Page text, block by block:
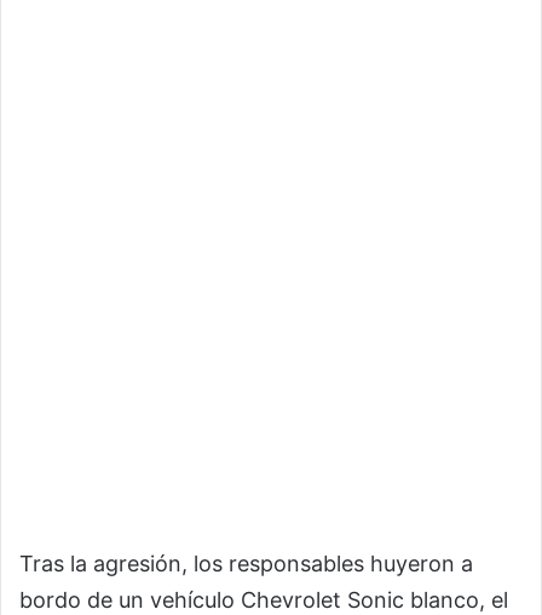
Tras la agresión, los responsables huyeron a
bordo de un vehículo Chevrolet Sonic blanco, el